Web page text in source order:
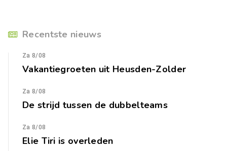
Recentste nieuws
Za 8/08
Vakantiegroeten uit Heusden-Zolder
Za 8/08
De strijd tussen de dubbelteams
Za 8/08
Elie Tiri is overleden